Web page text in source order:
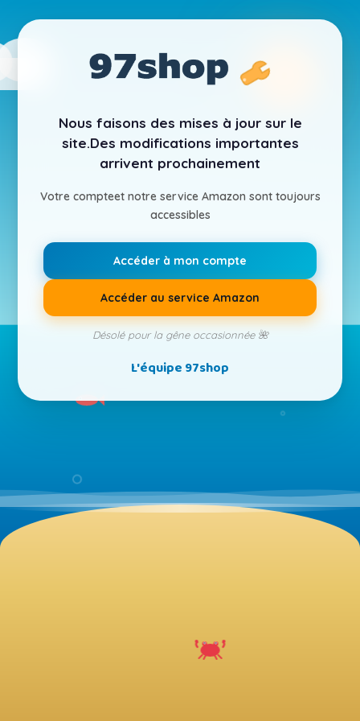
Nous faisons des mises à jour sur le
site.Des modifications importantes
arrivent prochainement
Votre compteet notre service Amazon sont toujours
accessibles
Accéder à mon compte
Accéder au service Amazon
Désolé pour la gêne occasionnée 🌺
L'équipe 97shop